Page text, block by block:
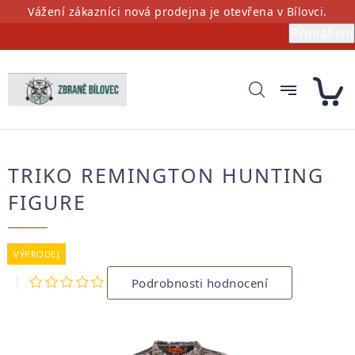
PřejítVážení zákazníci nová prodejna je otevřena v Bílovci.
TRIKO REMINGTON HUNTING
FIGURE
VÝPRODEJ
Průměrné
hodnocení
produktu
Podrobnosti hodnocení